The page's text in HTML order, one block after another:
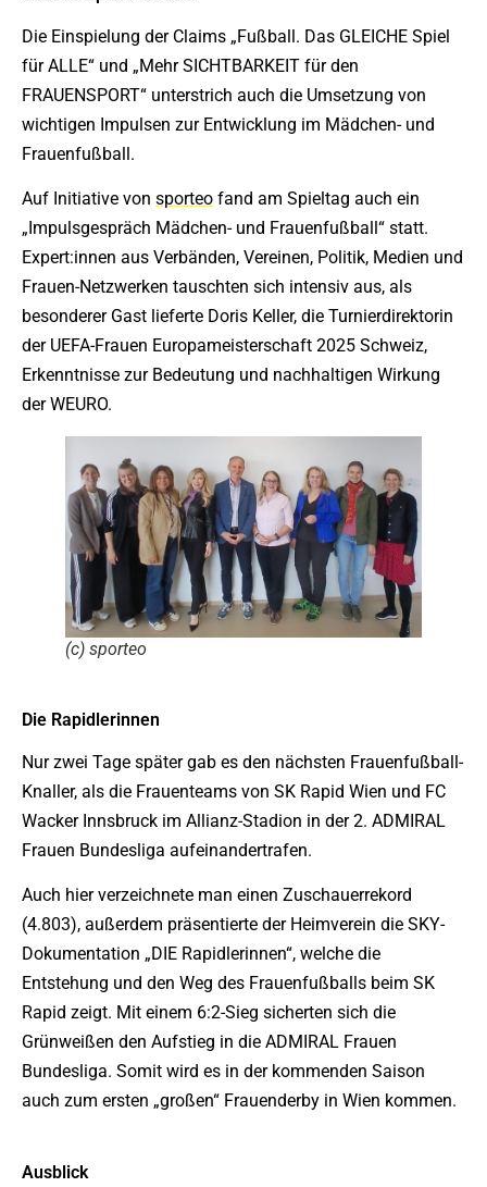
Die Einspielung der Claims „Fußball. Das GLEICHE Spiel
für ALLE“ und „Mehr SICHTBARKEIT für den
FRAUENSPORT“ unterstrich auch die Umsetzung von
wichtigen Impulsen zur Entwicklung im Mädchen- und
Frauenfußball.
Auf Initiative von sporteo fand am Spieltag auch ein
„Impulsgespräch Mädchen- und Frauenfußball“ statt.
Expert:innen aus Verbänden, Vereinen, Politik, Medien und
Frauen-Netzwerken tauschten sich intensiv aus, als
besonderer Gast lieferte Doris Keller, die Turnierdirektorin
der UEFA-Frauen Europameisterschaft 2025 Schweiz,
Erkenntnisse zur Bedeutung und nachhaltigen Wirkung
der WEURO.
(c) sporteo
Die Rapidlerinnen
Nur zwei Tage später gab es den nächsten Frauenfußball-
Knaller, als die Frauenteams von SK Rapid Wien und FC
Wacker Innsbruck im Allianz-Stadion in der 2. ADMIRAL
Frauen Bundesliga aufeinandertrafen.
Auch hier verzeichnete man einen Zuschauerrekord
(4.803), außerdem präsentierte der Heimverein die SKY-
Dokumentation „DIE Rapidlerinnen“, welche die
Entstehung und den Weg des Frauenfußballs beim SK
Rapid zeigt. Mit einem 6:2-Sieg sicherten sich die
Grünweißen den Aufstieg in die ADMIRAL Frauen
Bundesliga. Somit wird es in der kommenden Saison
auch zum ersten „großen“ Frauenderby in Wien kommen.
Ausblick